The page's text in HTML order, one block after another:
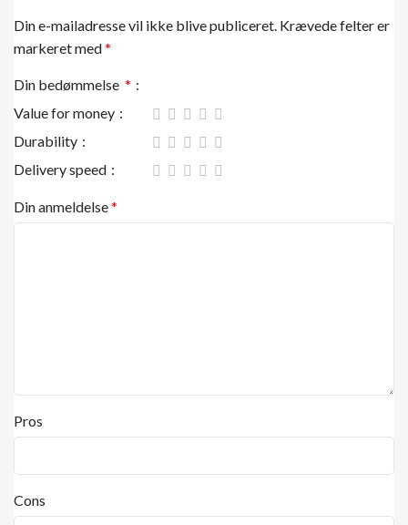
Din e-mailadresse vil ikke blive publiceret. Krævede felter er
markeret med*
Din bedømmelse *
Value for money
Durability
Delivery speed
Din anmeldelse*
Pros
Cons